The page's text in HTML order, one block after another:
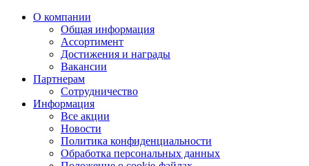
О компании
Общая информация
Ассортимент
Достижения и награды
Вакансии
Партнерам
Сотрудничество
Информация
Все акции
Новости
Политика конфиденциальности
Обработка персональных данных